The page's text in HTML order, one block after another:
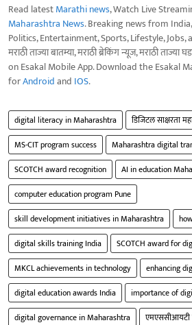
Read latestMarathi news, Watch Live
Maharashtra News. Breaking news from
Politics, Entertainment, Sports, Lifestyle,
मराठी ताज्या बातम्या, मराठी ब्रेकिंग न्यूज, मराठी
on Esakal Mobile App. Download the Esakal
forAndroidand IOS.
digital literacy in Maharashtra
डिजिटल साक्षरता
MS-CIT program success
Maharashtra digital
SCOTCH award recognition
AI in education
computer education program Pune
skill development initiatives in Maharashtra
digital skills training India
SCOTCH award for
MKCL achievements in technology
enhancing
digital education awards India
importance of
digital governance in Maharashtra